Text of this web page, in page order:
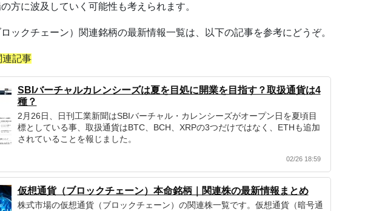
方に波及していく可能性も考えられます。
ックチェーン）関連銘柄の最新情報一覧は、以下の記事を参考にどうぞ。
記事
SBIバーチャルカレンシーズは夏を目処に開業を目指す？取扱通貨は4
種？
2月26日、日刊工業新聞はSBIバーチャル・カレンシーズがオープン日を夏頃目
標としている事、取扱通貨はBTC、BCH、XRPの3つだけではなく、ETHも追加
されていることを報じました。
02/26 18:59
仮想通貨（ブロックチェーン）本命銘柄｜関連株の最新情報まとめ
株式市場の仮想通貨（ブロックチェーン）の関連株一覧です。仮想通貨（暗号通